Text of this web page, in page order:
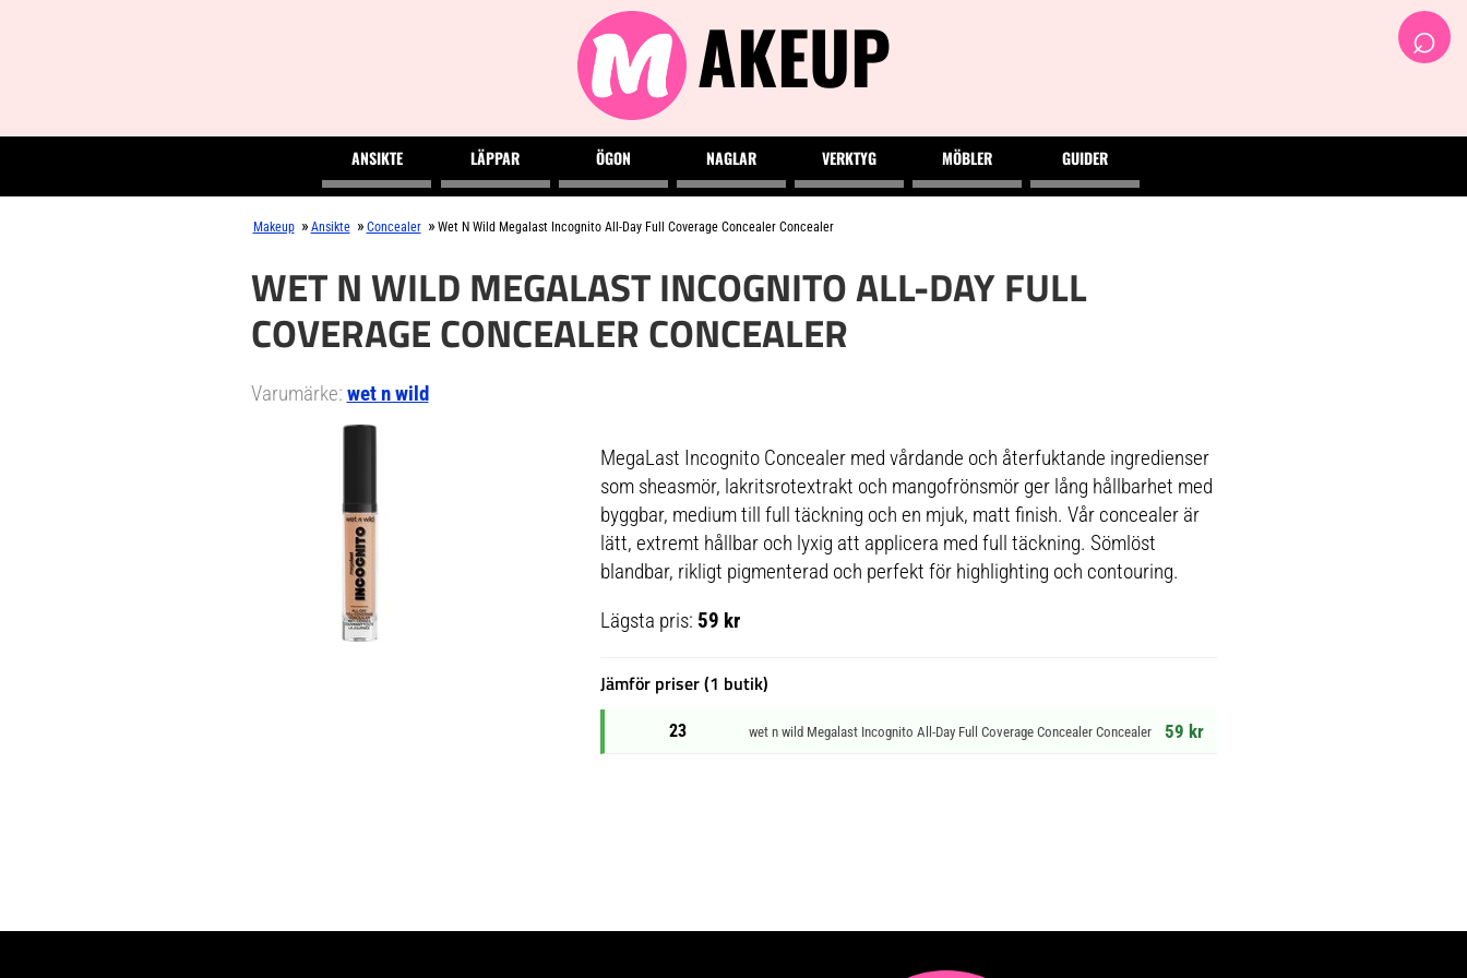
AKEUP ⌕
ANSIKTE LÄPPAR ÖGON NAGLAR VERKTYG MÖBLER GUIDER
Makeup » Ansikte » Concealer » Wet N Wild Megalast Incognito All-Day Full Coverage Concealer Concealer
WET N WILD MEGALAST INCOGNITO ALL-DAY FULL
COVERAGE CONCEALER CONCEALER
Varumärke: wet n wild
MegaLast Incognito Concealer med vårdande och återfuktande ingredienser
som sheasmör, lakritsrotextrakt och mangofrönsmör ger lång hållbarhet med
byggbar, medium till full täckning och en mjuk, matt finish. Vår concealer är
lätt, extremt hållbar och lyxig att applicera med full täckning. Sömlöst
blandbar, rikligt pigmenterad och perfekt för highlighting och contouring.
Lägsta pris: 59 kr
Jämför priser (1 butik)
23 wet n wild Megalast Incognito All-Day Full Coverage Concealer Concealer 59 kr